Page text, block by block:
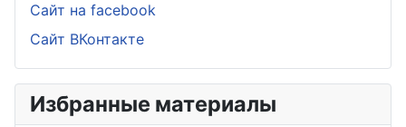
Сайт на facebook
Сайт ВКонтакте
Избранные материалы